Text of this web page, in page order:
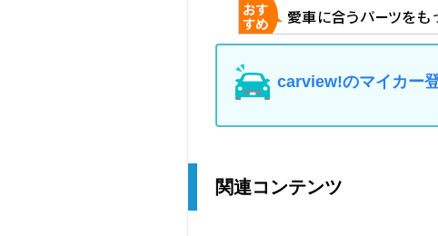
carview!のマイカー
関連コンテンツ